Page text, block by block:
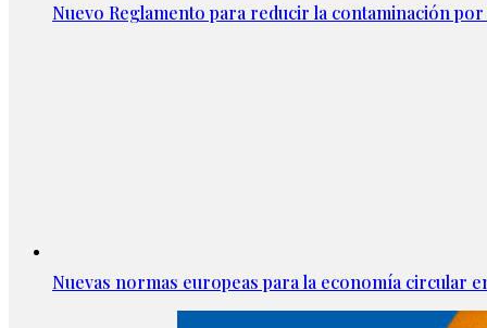
Nuevo Reglamento para reducir la contaminación
Nuevas normas europeas para la economía circular